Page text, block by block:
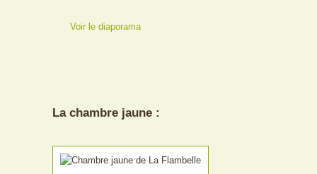
Voir le diaporama
La chambre jaune :